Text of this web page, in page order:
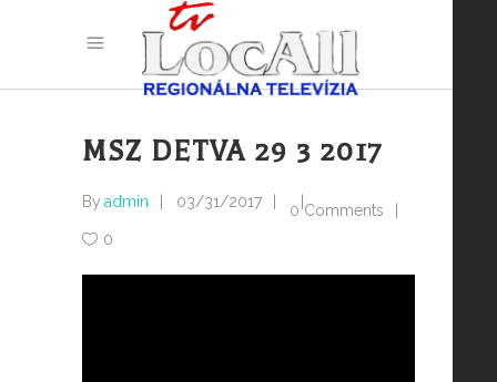
MSZ DETVA 29 3 2017
By admin 03/31/2017
0 Comments
0